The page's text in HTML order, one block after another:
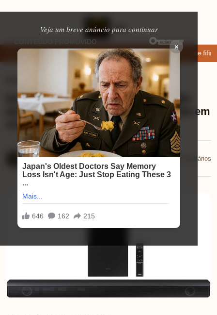
Veja um breve anúncio para continuar
×
apps de namoro que permitem enviar fotos e vídeos Microfone fifine
⏱ 8 min de leitura
Review Soundbar Samsung HW-B550:
descubra como transformar seu áudio em
cinema!
Mariana Souza
29/10/2025
📅 29/10/2025💬 0 comentários